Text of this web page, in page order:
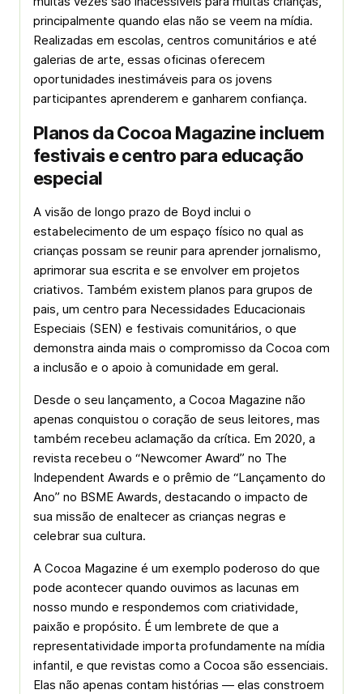
principalmente quando elas não se veem na mídia.
Realizadas em escolas, centros comunitários e até
galerias de arte, essas oficinas oferecem
oportunidades inestimáveis para os jovens
participantes aprenderem e ganharem confiança.
Planos da Cocoa Magazine incluem
festivais e centro para educação
especial
A visão de longo prazo de Boyd inclui o
estabelecimento de um espaço físico no qual as
crianças possam se reunir para aprender jornalismo,
aprimorar sua escrita e se envolver em projetos
criativos. Também existem planos para grupos de
pais, um centro para Necessidades Educacionais
Especiais (SEN) e festivais comunitários, o que
demonstra ainda mais o compromisso da Cocoa com
a inclusão e o apoio à comunidade em geral.
Desde o seu lançamento, a Cocoa Magazine não
apenas conquistou o coração de seus leitores, mas
também recebeu aclamação da crítica. Em 2020, a
revista recebeu o “Newcomer Award” no The
Independent Awards e o prêmio de “Lançamento do
Ano” no BSME Awards, destacando o impacto de
sua missão de enaltecer as crianças negras e
celebrar sua cultura.
A Cocoa Magazine é um exemplo poderoso do que
pode acontecer quando ouvimos as lacunas em
nosso mundo e respondemos com criatividade,
paixão e propósito. É um lembrete de que a
representatividade importa profundamente na mídia
infantil, e que revistas como a Cocoa são essenciais.
Elas não apenas contam histórias — elas constroem